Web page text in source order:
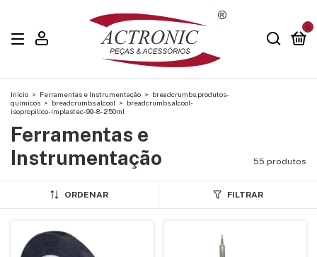
0
Início > Ferramentas e Instrumentação > breadcrumbs.produtos-
quimicos > breadcrumbs.alcool > breadcrumbs.alcool-
isopropilico-implastec-99-8-250ml
Ferramentas e
Instrumentação
55 produtos
ORDENAR FILTRAR